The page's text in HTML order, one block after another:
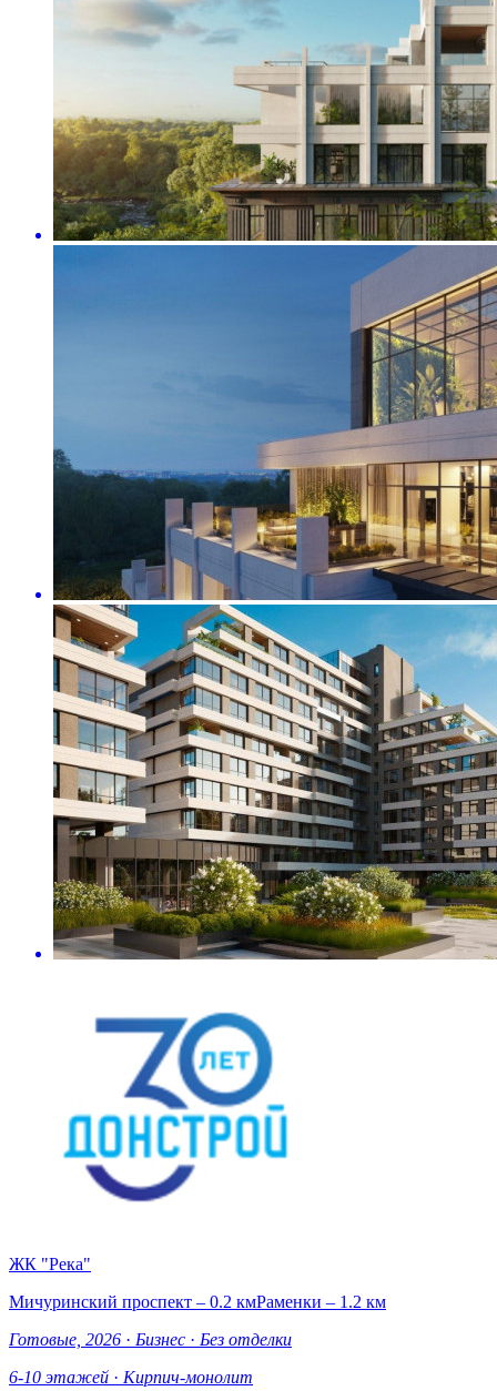
ЖК "Река"
Мичуринский проспект – 0.2 кмРаменки – 1.2 км
Готовые, 2026 · Бизнес · Без отделки
6-10 этажей · Кирпич-монолит